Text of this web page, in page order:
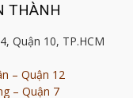
THÀNH
Quận 10, TP.HCM
– Quận 12
– Quận 7